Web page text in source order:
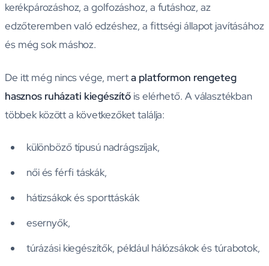
kerékpározáshoz, a golfozáshoz, a futáshoz, az
edzőteremben való edzéshez, a fittségi állapot javításához
és még sok máshoz.
De itt még nincs vége, merta platformon rengeteg
hasznos ruházati kiegészítő is elérhető. A választékban
többek között a következőket találja:
különböző típusú nadrágszíjak,
női és férfi táskák,
hátizsákok és sporttáskák
esernyők,
túrázási kiegészítők, például hálózsákok és túrabotok,